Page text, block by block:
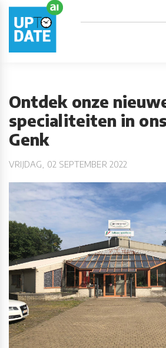
Ontdek onze
specialiteiten in
Genk
VRIJDAG, 02 SEPTEMBER 2022